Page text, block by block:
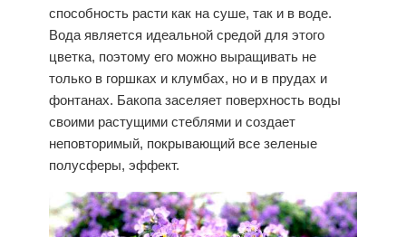
способность расти как на суше, так и в воде.
Вода является идеальной средой для этого
цветка, поэтому его можно выращивать не
только в горшках и клумбах, но и в прудах и
фонтанах. Бакопа заселяет поверхность воды
своими растущими стеблями и создает
неповторимый, покрывающий все зеленые
полусферы, эффект.